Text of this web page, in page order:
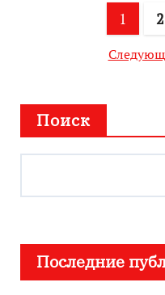
Пагинация
записей
1 2
Поиск
Последние